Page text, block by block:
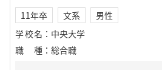
11年卒 文系
男性
学校名 ： 中央大学
職種 ： 総合職